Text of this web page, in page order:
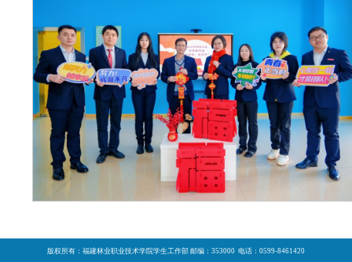
版权所有：福建林业职业技术学院学生工作部 邮编：353000 电话：0599-8461420